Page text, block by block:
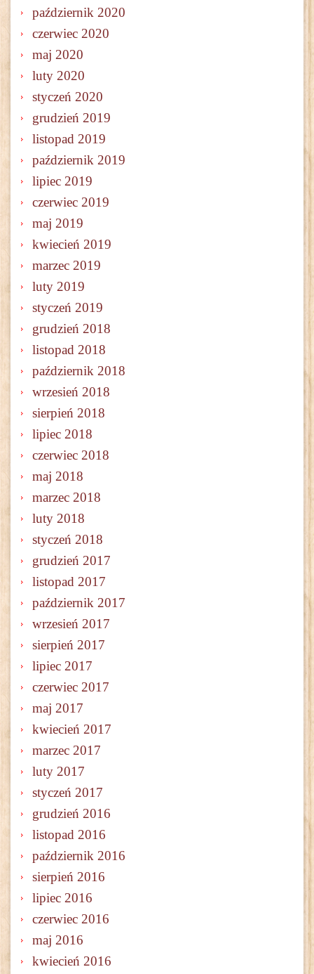
październik 2020
czerwiec 2020
maj 2020
luty 2020
styczeń 2020
grudzień 2019
listopad 2019
październik 2019
lipiec 2019
czerwiec 2019
maj 2019
kwiecień 2019
marzec 2019
luty 2019
styczeń 2019
grudzień 2018
listopad 2018
październik 2018
wrzesień 2018
sierpień 2018
lipiec 2018
czerwiec 2018
maj 2018
marzec 2018
luty 2018
styczeń 2018
grudzień 2017
listopad 2017
październik 2017
wrzesień 2017
sierpień 2017
lipiec 2017
czerwiec 2017
maj 2017
kwiecień 2017
marzec 2017
luty 2017
styczeń 2017
grudzień 2016
listopad 2016
październik 2016
sierpień 2016
lipiec 2016
czerwiec 2016
maj 2016
kwiecień 2016